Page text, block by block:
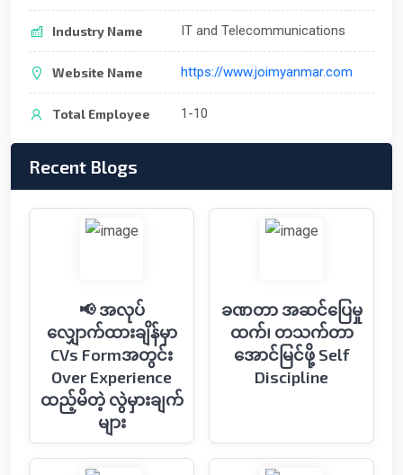
Industry Name IT and Telecommunications
Website Name https://www.joimyanmar.com
Total Employee 1-10
Recent Blogs
📢 အလုပ်
လျှောက်ထားချိန်မှာ
CVs Formအတွင်း
Over Experience
ထည့်မိတဲ့ လွဲမှားချက်
များ
ခဏတာ အဆင်ပြေမှု
ထက်၊ တသက်တာ
အောင်မြင်ဖို့ Self
Discipline